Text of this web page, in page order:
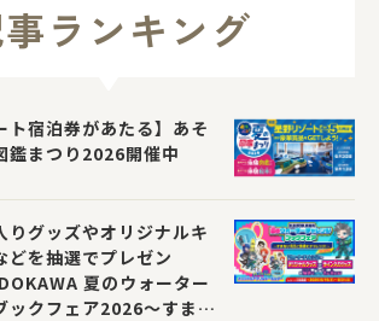
ランキング
ト宿泊券があたる】あそ
鑑まつり2026開催中
りグッズやオリジナルキ
どを抽選でプレゼン
夏のウォーター
ックフェア2026～すまな